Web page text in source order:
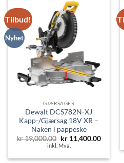
Tilbud!
Nyhet
GJÆRSAGER
Dewalt DCS782N-XJ
Kapp-/Gjærsag 18V XR –
Naken i pappeske
kr19,000.00 Opprinnelig
pris
kr 19,000.00.
kr11,400.00
kr
inkl. Mva.